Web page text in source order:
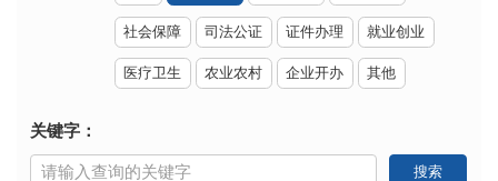
社会保障 司法公证 证件办理 就业创业
医疗卫生 农业农村 企业开办 其他
关键字：
搜索